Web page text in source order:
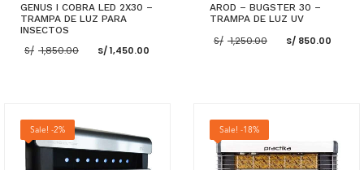
GENUS I COBRA LED 2X30 –
TRAMPA DE LUZ PARA
INSECTOS
S/ 1,850.00 El
precio
S/1,450.00
AÑADIR AL CARRITO
AROD – BUGSTER 30 –
TRAMPA DE LUZ UV
S/ 1,250.00 El
precio
S/850.00
Sale! -2%
Sale! -18%